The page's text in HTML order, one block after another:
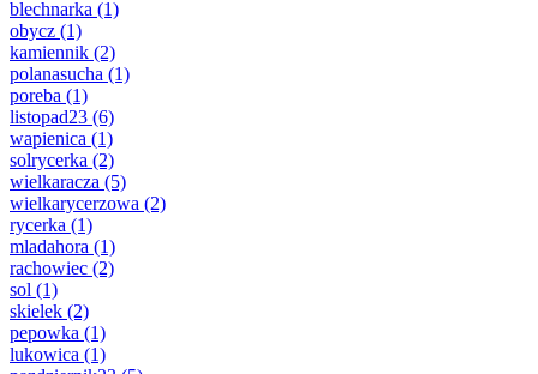
blechnarka (1)
obycz (1)
kamiennik (2)
polanasucha (1)
poreba (1)
listopad23 (6)
wapienica (1)
solrycerka (2)
wielkaracza (5)
wielkarycerzowa (2)
rycerka (1)
mladahora (1)
rachowiec (2)
sol (1)
skielek (2)
pepowka (1)
lukowica (1)